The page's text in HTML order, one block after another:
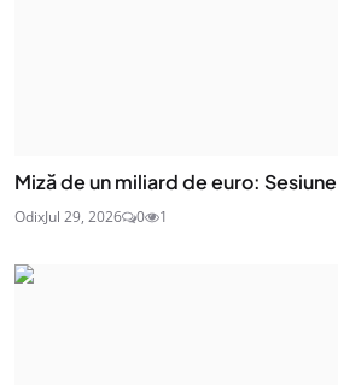
Miză de un miliard de euro:
OdixJul 29, 2026 0 1